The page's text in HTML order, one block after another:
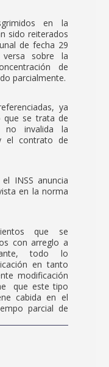
en la
sido reiterados
de fecha 29
sobre la
de
parcialmente.
ya
que se trata de
invalida la
el contrato de
INSS anuncia
en la norma
que se
con arreglo a
todo lo
en tanto
modificación
que este tipo
cabida en el
parcial de